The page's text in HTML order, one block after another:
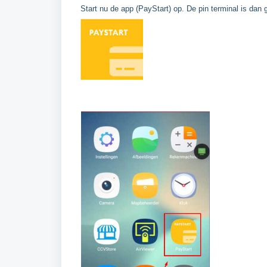
Start nu de app (PayStart) op. De pin terminal is dan